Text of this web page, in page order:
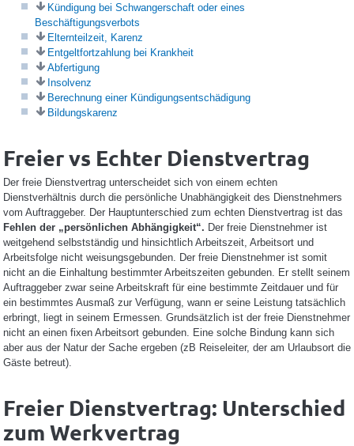
Kündigung bei Schwangerschaft oder eines
Beschäftigungsverbots
Elternteilzeit, Karenz
Entgeltfortzahlung bei Krankheit
Abfertigung
Insolvenz
Berechnung einer Kündigungsentschädigung
Bildungskarenz
Freier vs Echter Dienstvertrag
Der freie Dienstvertrag unterscheidet sich von einem echten
Dienstverhältnis durch die persönliche Unabhängigkeit des Dienstnehmers
vom Auftraggeber. Der Hauptunterschied zum echten Dienstvertrag ist das
Fehlen der „persönlichen Abhängigkeit“. Der freie Dienstnehmer ist
weitgehend selbstständig und hinsichtlich Arbeitszeit, Arbeitsort und
Arbeitsfolge nicht weisungsgebunden. Der freie Dienstnehmer ist somit
nicht an die Einhaltung bestimmter Arbeitszeiten gebunden. Er stellt seinem
Auftraggeber zwar seine Arbeitskraft für eine bestimmte Zeitdauer und für
ein bestimmtes Ausmaß zur Verfügung, wann er seine Leistung tatsächlich
erbringt, liegt in seinem Ermessen. Grundsätzlich ist der freie Dienstnehmer
nicht an einen fixen Arbeitsort gebunden. Eine solche Bindung kann sich
aber aus der Natur der Sache ergeben (zB Reiseleiter, der am Urlaubsort die
Gäste betreut).
Freier Dienstvertrag: Unterschied
zum Werkvertrag